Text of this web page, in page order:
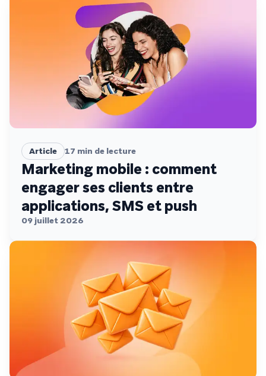
Article 17 min de lecture
Marketing mobile : comment
engager ses clients entre
applications, SMS et push
09 juillet 2026